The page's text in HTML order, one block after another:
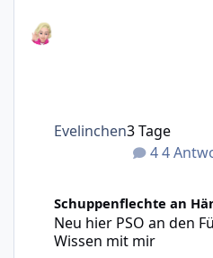
4
Evelinchen3 Tage
Schuppenflechte an
Neu hier PSO an den
Wissen mit mir